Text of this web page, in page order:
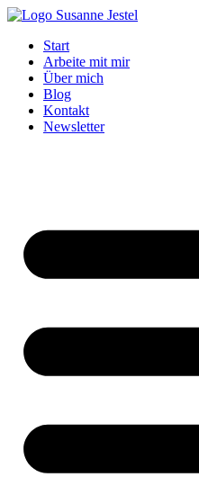
Zum
springenStart
Arbeite mit mir
Über mich
Blog
Kontakt
Newsletter